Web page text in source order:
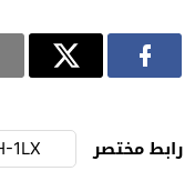
رابط مختصر